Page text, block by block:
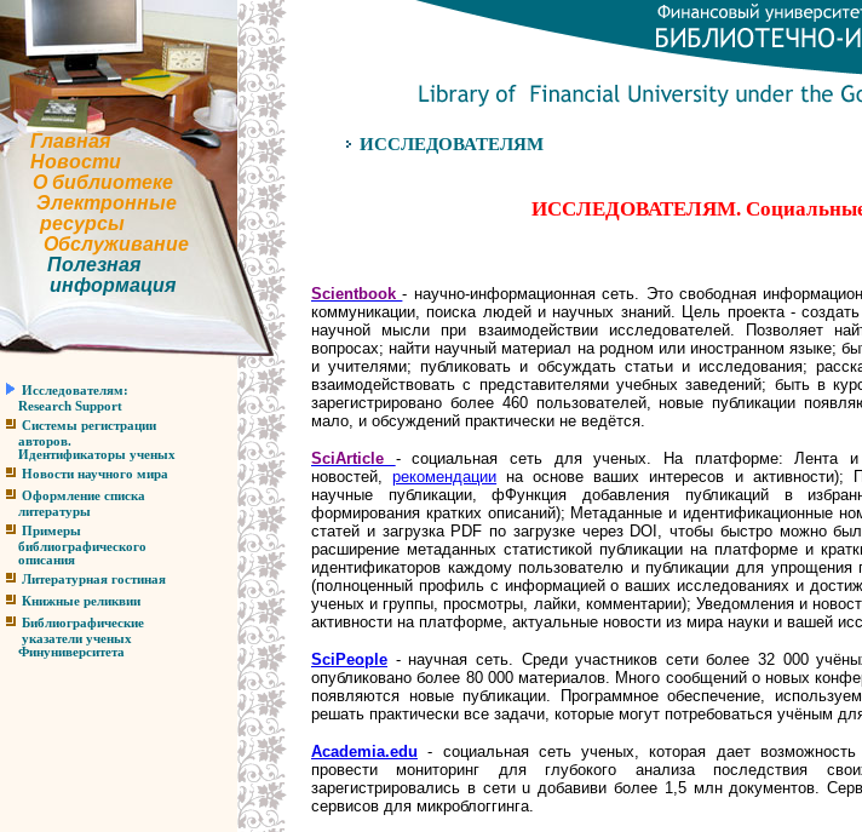
Главная
Новости
О библиотеке
Электронные
ресурсы
Обслуживание
Полезная
информация
Исследователям:
Research Support
Системы регистрации
авторов.
Идентификаторы ученых
Новости научного мира
Оформление списка
литературы
Примеры
библиографического
описания
Литературная гостиная
Книжные реликвии
Библиографические
указатели ученых
Финуниверситета
ИССЛЕДОВАТЕЛЯМ
ИССЛЕДОВАТЕЛЯМ. Социальные
Scientbook- научно-информационная сеть. Это свободная
коммуникации, поиска людей и научных знаний. Цель проекта -
научной мысли при взаимодействии исследователей. Позволяет
вопросах; найти научный материал на родном или иностранном языке;
и учителями; публиковать и обсуждать статьи и исследования;
взаимодействовать с представителями учебных заведений; быть в
зарегистрировано более 460 пользователей, новые публикации
мало, и обсуждений практически не ведётся.
SciArticle - социальная сеть для ученых. На платформе: Лента и
новостей,рекомендации на основе ваших интересов и активности);
научные публикации, фФункция добавления публикаций в
формирования кратких описаний); Метаданные и идентификационные
статей и загрузка PDF по загрузке через DOI, чтобы быстро можно
расширение метаданных статистикой публикации на платформе и
идентификаторов каждому пользователю и публикации для упрощения
(полноценный профиль с информацией о ваших исследованиях и
ученых и группы, просмотры, лайки, комментарии); Уведомления и
активности на платформе, актуальные новости из мира науки и вашей
SciPeople - научная сеть. Среди участников сети более 32 000
опубликовано более 80 000 материалов. Много сообщений о новых
появляются новые публикации. Программное обеспечение,
решать практически все задачи, которые могут потребоваться учёным
Academia.edu - социальная сеть ученых, которая дает
провести мониторинг для глубокого анализа последствия
зарегистрировались в сети u добавиви более 1,5 млн документов.
сервисов для микроблоггинга.